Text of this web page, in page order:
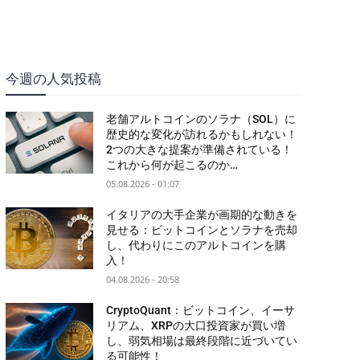
今週の人気投稿
老舗アルトコインのソラナ（SOL）に
歴史的な変化が訪れるかもしれない！
2つの大きな提案が準備されている！
これから何が起こるのか…
05.08.2026 - 01:07
イタリアの大手企業が画期的な動きを
見せる：ビットコインとソラナを売却
し、代わりにこのアルトコインを購
入！
04.08.2026 - 20:58
CryptoQuant：ビットコイン、イーサ
リアム、XRPの大口投資家が買い増
し、弱気相場は最終段階に近づいてい
る可能性！